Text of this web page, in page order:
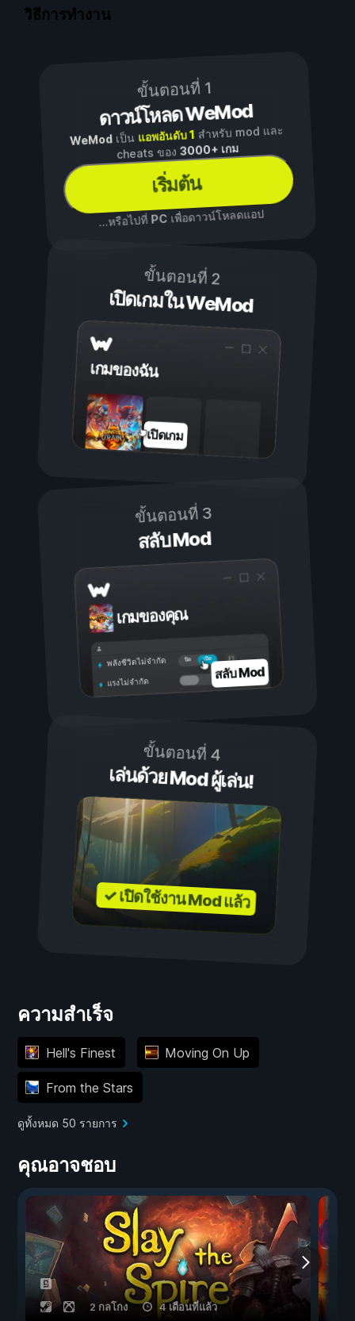
วิธีการทำงาน
ขั้นตอนที่ 1
ดาวน์โหลด WeMod
WeModเป็น แอพอันดับ 1 สำหรับ mod และ
cheats ของ3000+ เกม
เริ่มต้น
...หรือไปที่ PCเพื่อดาวน์โหลดแอป
ขั้นตอนที่ 2
เปิดเกมใน WeMod
เกมของฉัน
เปิดเกม
ขั้นตอนที่ 3
สลับ Mod
เกมของคุณ
เปิด
ปิด
พลังชีวิตไม่จำกัด
แรงไม่จำกัด สลับ Mod
ขั้นตอนที่ 4
เล่นด้วย Mod ผู้เล่น!
✓ เปิดใช้งาน Mod แล้ว
ความสำเร็จ
Hell's Finest Moving On Up
From the Stars
ดูทั้งหมด 50 รายการ
คุณอาจชอบ
2 กลโกง 4 เดือนที่แล้ว